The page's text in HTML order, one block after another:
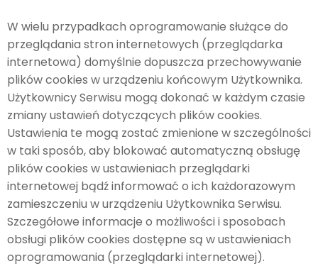
W wielu przypadkach oprogramowanie służące do
przeglądania stron internetowych (przeglądarka
internetowa) domyślnie dopuszcza przechowywanie
plików cookies w urządzeniu końcowym Użytkownika.
Użytkownicy Serwisu mogą dokonać w każdym czasie
zmiany ustawień dotyczących plików cookies.
Ustawienia te mogą zostać zmienione w szczególności
w taki sposób, aby blokować automatyczną obsługę
plików cookies w ustawieniach przeglądarki
internetowej bądź informować o ich każdorazowym
zamieszczeniu w urządzeniu Użytkownika Serwisu.
Szczegółowe informacje o możliwości i sposobach
obsługi plików cookies dostępne są w ustawieniach
oprogramowania (przeglądarki internetowej).